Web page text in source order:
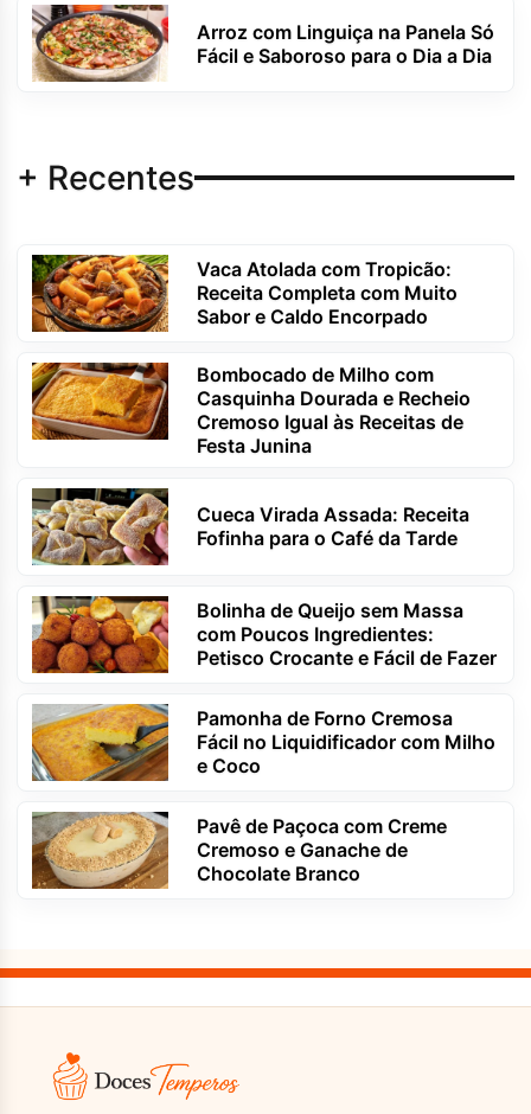
Arroz com Linguiça na Panela Só
Fácil e Saboroso para o Dia a Dia
+ Recentes
Vaca Atolada com Tropicão:
Receita Completa com Muito
Sabor e Caldo Encorpado
Bombocado de Milho com
Casquinha Dourada e Recheio
Cremoso Igual às Receitas de
Festa Junina
Cueca Virada Assada: Receita
Fofinha para o Café da Tarde
Bolinha de Queijo sem Massa
com Poucos Ingredientes:
Petisco Crocante e Fácil de Fazer
Pamonha de Forno Cremosa
Fácil no Liquidificador com Milho
e Coco
Pavê de Paçoca com Creme
Cremoso e Ganache de
Chocolate Branco